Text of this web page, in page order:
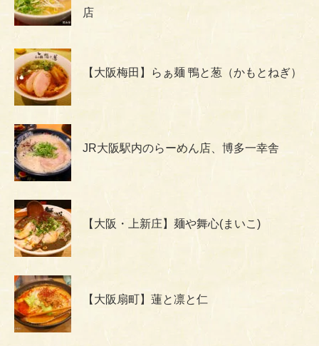
店
【大阪梅田】らぁ麺 鴨と葱（かもとねぎ）
JR大阪駅内のらーめん店、博多一幸舎
【大阪・上新庄】麺や舞心(まいこ)
【大阪扇町】蓮と凛と仁